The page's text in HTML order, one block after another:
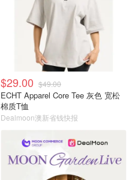
$29.00 $49.00
ECHT Apparel Core Tee 灰色 宽松
棉质T恤
Dealmoon澳新省钱快报